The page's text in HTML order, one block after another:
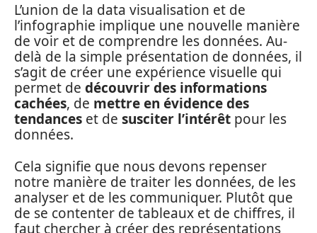
L’union de la data visualisation et de
l’infographie implique une nouvelle manière
de voir et de comprendre les données. Au-
delà de la simple présentation de données, il
s’agit de créer une expérience visuelle qui
permet de découvrir des informations
cachées, de mettre en évidence des
tendances et de susciter l’intérêt pour les
données.
Cela signifie que nous devons repenser
notre manière de traiter les données, de les
analyser et de les communiquer. Plutôt que
de se contenter de tableaux et de chiffres, il
faut chercher à créer des représentations